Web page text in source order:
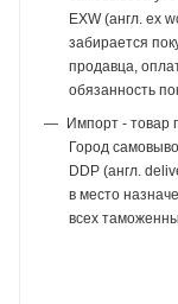
EXW (англ. ex
забирается
продавца,
обязанность
Импорт - товар
Город
DDP (англ.
в место
всех